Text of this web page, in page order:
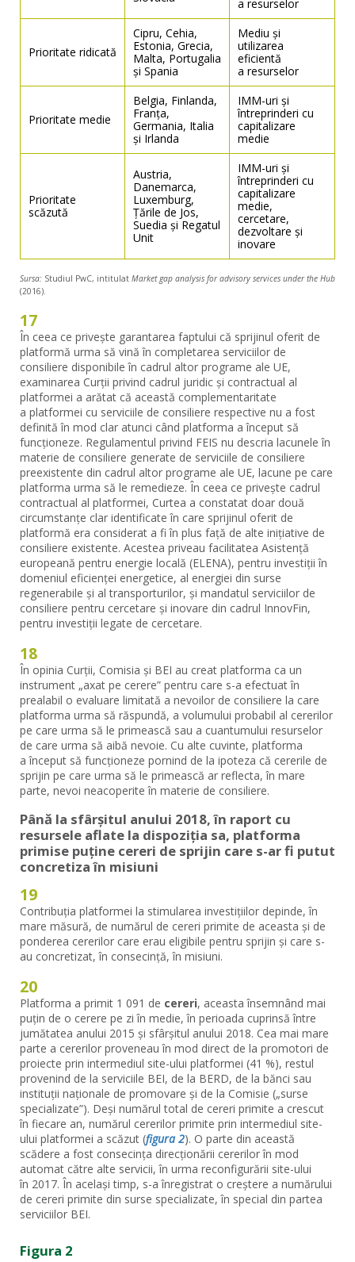
Prioritate ridicată
Cipru, Cehia,
Estonia, Grecia,
Malta, Portugalia
și Spania
Mediu și
utilizarea
eficientă
a resurselor
Prioritate medie
Belgia, Finlanda,
Franța,
Germania, Italia
și Irlanda
IMM-uri și
întreprinderi cu
capitalizare
medie
Prioritate
scăzută
Austria,
Danemarca,
Luxemburg,
Țările de Jos,
Suedia și Regatul
Unit
IMM-uri și
întreprinderi cu
capitalizare
medie,
cercetare,
dezvoltare și
inovare
Sursa: Studiul PwC, intitulat Market gap analysis for advisory services under the Hub
(2016).
17
În ceea ce privește garantarea faptului că sprijinul oferit de
platformă urma să vină în completarea serviciilor de
consiliere disponibile în cadrul altor programe ale UE,
examinarea Curții privind cadrul juridic și contractual al
platformei a arătat că această complementaritate
a platformei cu serviciile de consiliere respective nu a fost
definită în mod clar atunci când platforma a început să
funcționeze. Regulamentul privind FEIS nu descria lacunele în
materie de consiliere generate de serviciile de consiliere
preexistente din cadrul altor programe ale UE, lacune pe care
platforma urma să le remedieze. În ceea ce privește cadrul
contractual al platformei, Curtea a constatat doar două
circumstanțe clar identificate în care sprijinul oferit de
platformă era considerat a fi în plus față de alte inițiative de
consiliere existente. Acestea priveau facilitatea Asistență
europeană pentru energie locală (ELENA), pentru investiții în
domeniul eficienței energetice, al energiei din surse
regenerabile și al transporturilor, și mandatul serviciilor de
consiliere pentru cercetare și inovare din cadrul InnovFin,
pentru investiții legate de cercetare.
18
În opinia Curții, Comisia și BEI au creat platforma ca un
instrument „axat pe cerere” pentru care s-a efectuat în
prealabil o evaluare limitată a nevoilor de consiliere la care
platforma urma să răspundă, a volumului probabil al cererilor
pe care urma să le primească sau a cuantumului resurselor
de care urma să aibă nevoie. Cu alte cuvinte, platforma
a început să funcționeze pornind de la ipoteza că cererile de
sprijin pe care urma să le primească ar reflecta, în mare
parte, nevoi neacoperite în materie de consiliere.
Până la sfârșitul anului 2018, în raport cu
resursele aflate la dispoziția sa, platforma
primise puține cereri de sprijin care s-ar fi putut
concretiza în misiuni
19
Contribuția platformei la stimularea investițiilor depinde, în
mare măsură, de numărul de cereri primite de aceasta și de
ponderea cererilor care erau eligibile pentru sprijin și care s-
au concretizat, în consecință, în misiuni.
20
Platforma a primit 1 091 de cereri, aceasta însemnând mai
puțin de o cerere pe zi în medie, în perioada cuprinsă între
jumătatea anului 2015 și sfârșitul anului 2018. Cea mai mare
parte a cererilor proveneau în mod direct de la promotori de
proiecte prin intermediul site-ului platformei (41 %), restul
provenind de la serviciile BEI, de la BERD, de la bănci sau
instituții naționale de promovare și de la Comisie („surse
specializate”). Deși numărul total de cereri primite a crescut
în fiecare an, numărul cererilor primite prin intermediul site-
ului platformei a scăzut (figura 2). O parte din această
scădere a fost consecința direcționării cererilor în mod
automat către alte servicii, în urma reconfigurării site-ului
în 2017. În același timp, s-a înregistrat o creștere a numărului
de cereri primite din surse specializate, în special din partea
serviciilor BEI.
Figura 2